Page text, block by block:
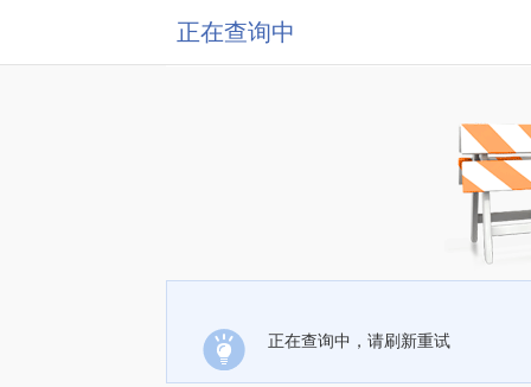
正在查询中
正在查询中，请刷新重试